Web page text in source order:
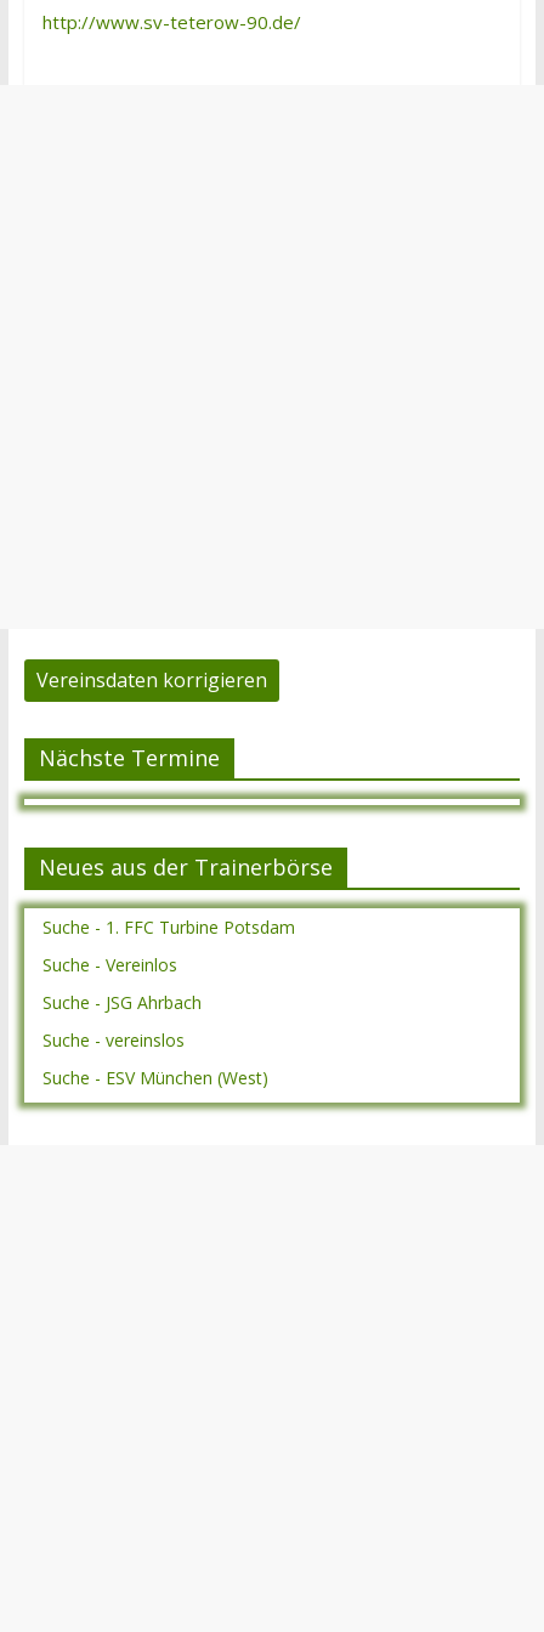
http://www.sv-teterow-90.de/
Vereinsdaten korrigieren
Nächste Termine
Neues aus der Trainerbörse
Suche - 1. FFC Turbine Potsdam
Suche - Vereinlos
Suche - JSG Ahrbach
Suche - vereinslos
Suche - ESV München (West)